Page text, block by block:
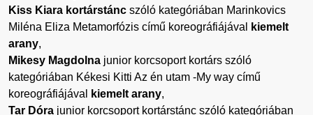
Kiss Kiara kortárstánc szóló kategóriában Marinkovics
Miléna Eliza Metamorfózis című koreográfiájával
kiemelt
arany,
Mikesy Magdolna junior korcsoport kortárs szóló
kategóriában Kékesi Kitti Az én utam -My way című
koreográfiájával
kiemelt arany,
Tar Dóra junior korcsoport kortárstánc szóló kategóriában